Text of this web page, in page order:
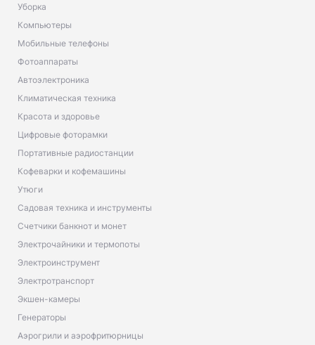
Уборка
Компьютеры
Мобильные телефоны
Фотоаппараты
Автоэлектроника
Климатическая техника
Красота и здоровье
Цифровые фоторамки
Портативные радиостанции
Кофеварки и кофемашины
Утюги
Садовая техника и инструменты
Счетчики банкнот и монет
Электрочайники и термопоты
Электроинструмент
Электротранспорт
Экшен-камеры
Генераторы
Аэрогрили и аэрофритюрницы